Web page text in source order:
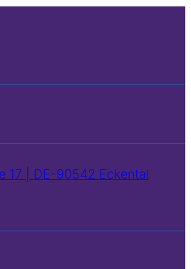
17 | DE-90542 Eckental